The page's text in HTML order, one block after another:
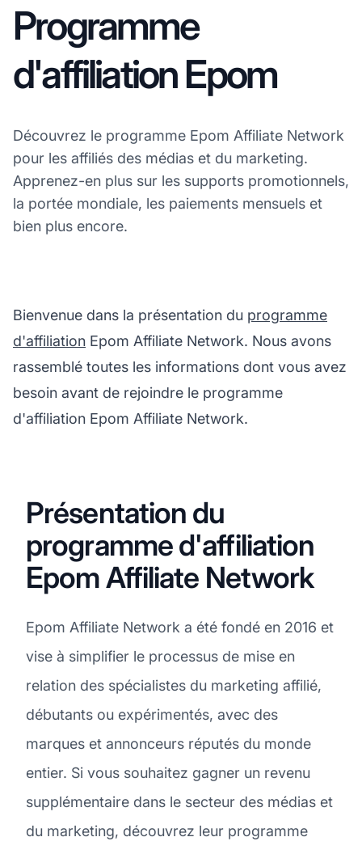
Programme
d'affiliation Epom
Découvrez le programme Epom Affiliate Network
pour les affiliés des médias et du marketing.
Apprenez-en plus sur les supports promotionnels,
la portée mondiale, les paiements mensuels et
bien plus encore.
Bienvenue dans la présentation du programme
d'affiliation Epom Affiliate Network. Nous avons
rassemblé toutes les informations dont vous avez
besoin avant de rejoindre le programme
d'affiliation Epom Affiliate Network.
Présentation du
programme d'affiliation
Epom Affiliate Network
Epom Affiliate Network a été fondé en 2016 et
vise à simplifier le processus de mise en
relation des spécialistes du marketing affilié,
débutants ou expérimentés, avec des
marques et annonceurs réputés du monde
entier. Si vous souhaitez gagner un revenu
supplémentaire dans le secteur des médias et
du marketing, découvrez leur programme